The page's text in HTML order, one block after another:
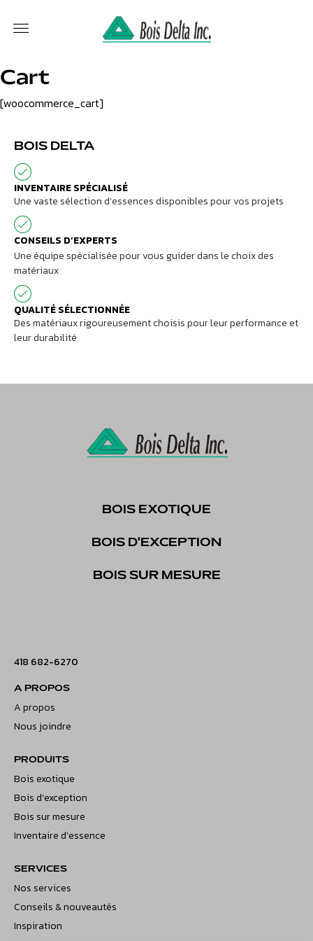
Cart
[woocommerce_cart]
BOIS DELTA
INVENTAIRE SPÉCIALISÉ
Une vaste sélection d’essences disponibles pour vos projets
CONSEILS D’EXPERTS
Une équipe spécialisée pour vous guider dans le choix des
matériaux
QUALITÉ SÉLECTIONNÉE
Des matériaux rigoureusement choisis pour leur performance et
leur durabilité
BOIS EXOTIQUE
BOIS D'EXCEPTION
BOIS SUR MESURE
418 682-6270
A PROPOS
A propos
Nous joindre
PRODUITS
Bois exotique
Bois d’exception
Bois sur mesure
Inventaire d’essence
SERVICES
Nos services
Conseils & nouveautés
Inspiration